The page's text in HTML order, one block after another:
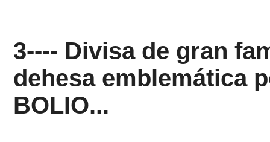
3---- Divisa de gran
dehesa emblemática
BOLIO...